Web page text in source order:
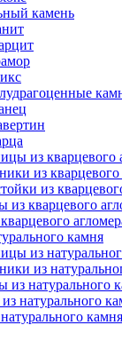
камень
из кварцевого
из кварцевого
из
из кварцевого
камня
из
из
из натурального
натурального
камня